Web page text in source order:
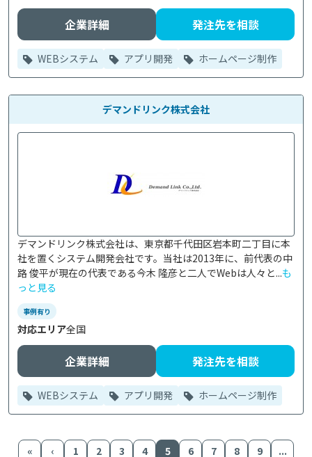
企業詳細 発注先を相談
WEBシステム アプリ開発 ホームページ制作
デマンドリンク株式会社
デマンドリンク株式会社は、東京都千代田区岩本町二丁目に本
社を置くシステム開発会社です。当社は2013年に、前代表の中
路 俊平が現在の代表である今木 隆彦と二人でWebは人々と...も
っと見る
事例有り
対応エリア全国
企業詳細 発注先を相談
WEBシステム アプリ開発 ホームページ制作
« ‹ 1 2 3 4 5 6 7 8 9 ...